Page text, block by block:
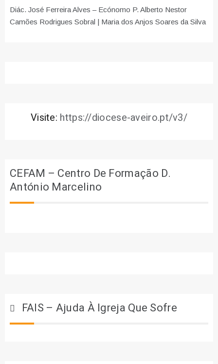
Diác. José Ferreira Alves – Ecónomo P. Alberto Nestor
Camões Rodrigues Sobral | Maria dos Anjos Soares da Silva
Visite: https://diocese-aveiro.pt/v3/
CEFAM – Centro De Formação D.
António Marcelino
FAIS – Ajuda À Igreja Que Sofre